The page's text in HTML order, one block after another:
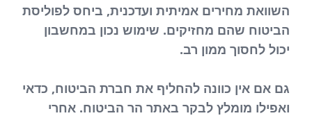
השוואת מחירים אמיתית ועדכנית, ביחס לפוליסת
הביטוח שהם מחזיקים. שימוש נכון במחשבון
יכול לחסוך ממון רב.
גם אם אין כוונה להחליף את חברת הביטוח, כדאי
ואפילו מומלץ לבקר באתר הר הביטוח. אחרי